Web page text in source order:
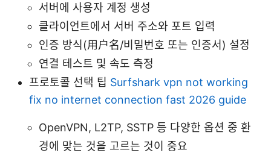
서버에 사용자 계정 생성
클라이언트에서 서버 주소와 포트 입력
인증 방식(用户名/비밀번호 또는 인증서) 설정
연결 테스트 및 속도 측정
프로토콜 선택 팁 Surfshark vpn not working
fix no internet connection fast 2026 guide
OpenVPN, L2TP, SSTP 등 다양한 옵션 중 환
경에 맞는 것을 고르는 것이 중요